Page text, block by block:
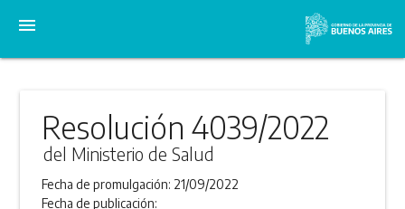
menu
Resolución 4039/2022
del Ministerio de Salud
Fecha de promulgación: 21/09/2022
Fecha de publicación: